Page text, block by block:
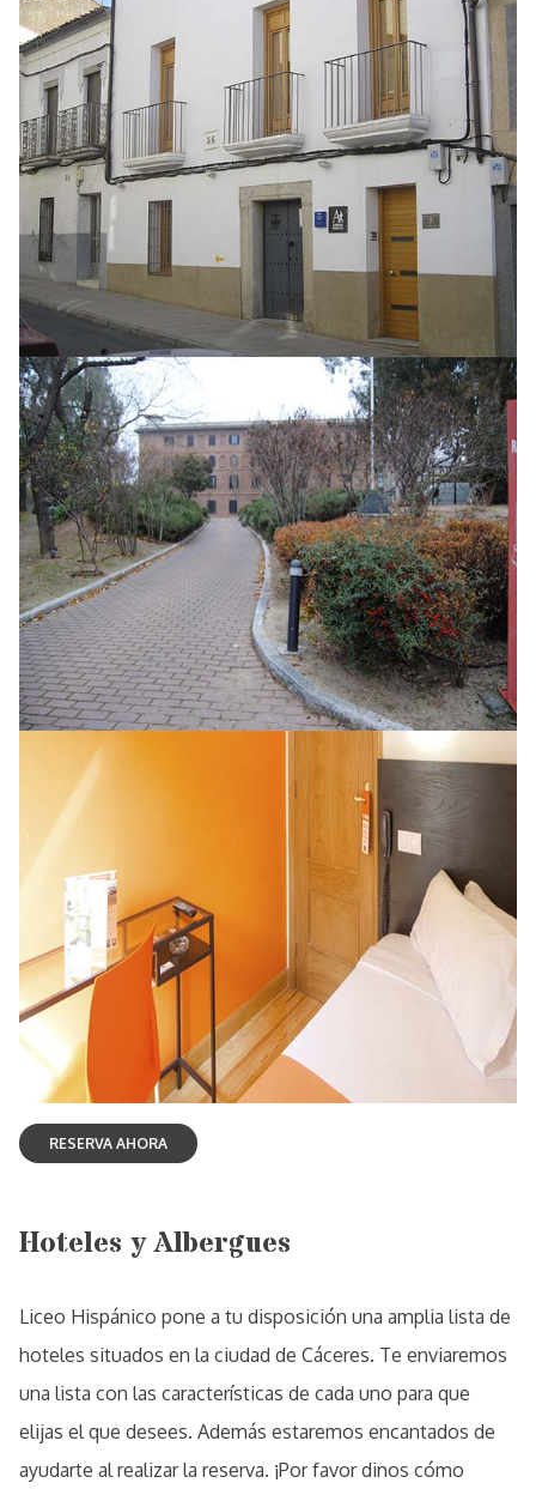
Hoteles y Albergues
Liceo Hispánico pone a tu disposición una amplia lista de
hoteles situados en la ciudad de Cáceres. Te enviaremos
una lista con las características de cada uno para que
elijas el que desees. Además estaremos encantados de
ayudarte al realizar la reserva. ¡Por favor dinos cómo